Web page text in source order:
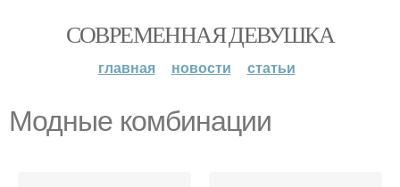
СОВРЕМЕННАЯ ДЕВУШКА
главная новости статьи
Модные комбинации